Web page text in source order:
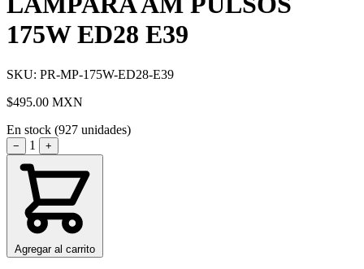
175W ED28 E39
SKU: PR-MP-175W-ED28-E39
$495.00 MXN
En stock (927 unidades)
− 1 +
Agregar al carrito